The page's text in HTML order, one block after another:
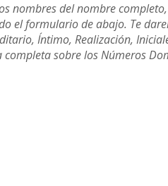
nombres del nombre
el formulario de abajo. Te
Íntimo, Realización,
sobre los Números